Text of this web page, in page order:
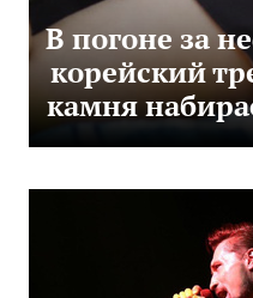
В погоне за
корейский
камня